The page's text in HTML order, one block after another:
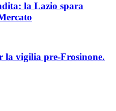
la Lazio spara
la vigilia pre-Frosinone.